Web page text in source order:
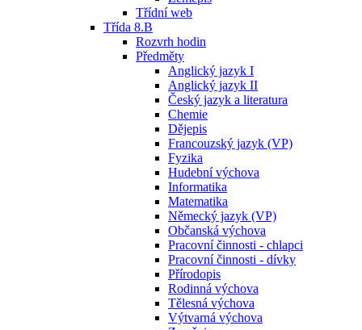
Třídní web
Třída 8.B
Rozvrh hodin
Předměty
Anglický jazyk I
Anglický jazyk II
Český jazyk a literatura
Chemie
Dějepis
Francouzský jazyk (VP)
Fyzika
Hudební výchova
Informatika
Matematika
Německý jazyk (VP)
Občanská výchova
Pracovní činnosti - chlapci
Pracovní činnosti - dívky
Přírodopis
Rodinná výchova
Tělesná výchova
Výtvarná výchova